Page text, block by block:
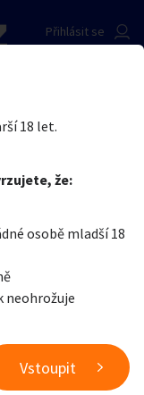
Přihlásit se
Seznamka
Sport a hobby
aktuální.
18 let.
že:
osobě mladší 18
neohrožuje
Vstoupit